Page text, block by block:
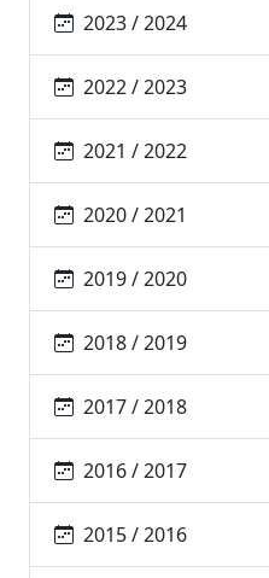
2023 / 2024
2022 / 2023
2021 / 2022
2020 / 2021
2019 / 2020
2018 / 2019
2017 / 2018
2016 / 2017
2015 / 2016